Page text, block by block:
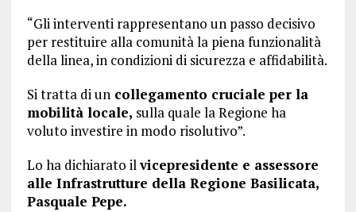
“Gli interventi rappresentano un passo decisivo
per restituire alla comunità la piena funzionalità
della linea, in condizioni di sicurezza e affidabilità.
Si tratta di uncollegamento cruciale per la
mobilità locale, sulla quale la Regione ha
voluto investire in modo risolutivo”.
Lo ha dichiarato ilvicepresidente e assessore
alle Infrastrutture della Regione Basilicata,
Pasquale Pepe.